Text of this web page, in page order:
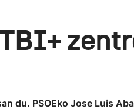
du. PSOEko Jose Luis